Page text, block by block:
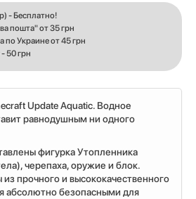
- Бесплатно!
пошта" от 35 грн
по Украине от 45 грн
50 грн
Update Aquatic. Водное
равнодушным ни одного
фигурка Утопленника
черепаха, оружие и блок.
прочного и высококачественного
абсолютно безопасными для